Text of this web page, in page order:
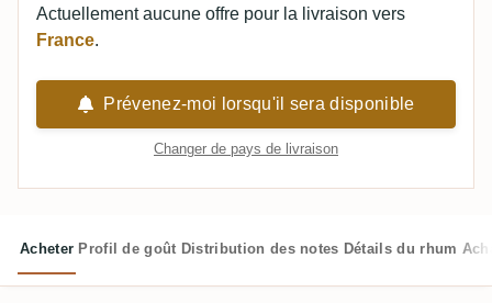
Actuellement aucune offre pour la livraison vers
France.
Prévenez-moi lorsqu'il sera disponible
Changer de pays de livraison
Acheter Profil de goût Distribution des notes Détails du rhum